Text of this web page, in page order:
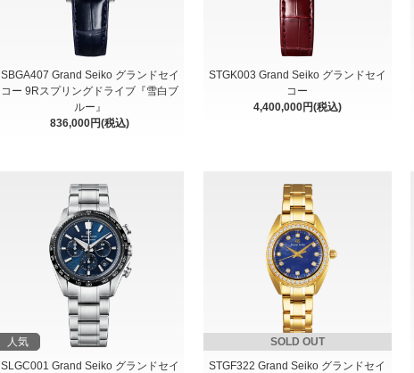
SBGA407 Grand Seiko グランドセイ
コー 9Rスプリングドライブ『雪白ブ
ルー』
836,000円(税込)
STGK003 Grand Seiko グランドセイ
コー
4,400,000円(税込)
人気
SLGC001 Grand Seiko グランドセイ
SOLD OUT
STGF322 Grand Seiko グランドセイ